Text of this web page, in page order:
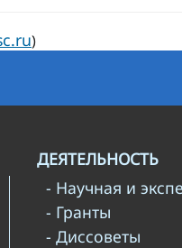
)
ДЕЯТЕЛЬНОСТЬ
- Научная и
- Гранты
- Диссоветы